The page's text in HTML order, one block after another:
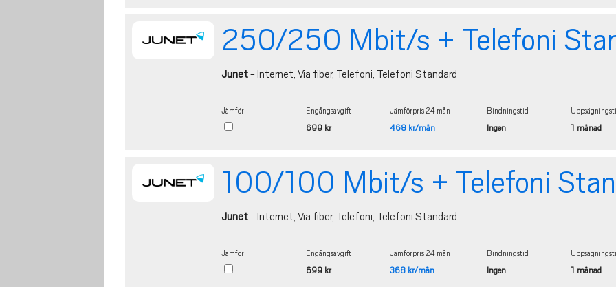
250/250 Mbit/s + Telefoni
Junet- Internet, Via fiber, Telefoni, Telefoni Standard
Jämför Engångsavgift
699 kr
Jämförpris 24 mån
468 kr/mån
Bindningstid
Ingen 1 månad
100/100 Mbit/s + Telefoni
Junet- Internet, Via fiber, Telefoni, Telefoni Standard
Jämför Engångsavgift
699 kr
Jämförpris 24 mån
368 kr/mån
Bindningstid
Ingen 1 månad